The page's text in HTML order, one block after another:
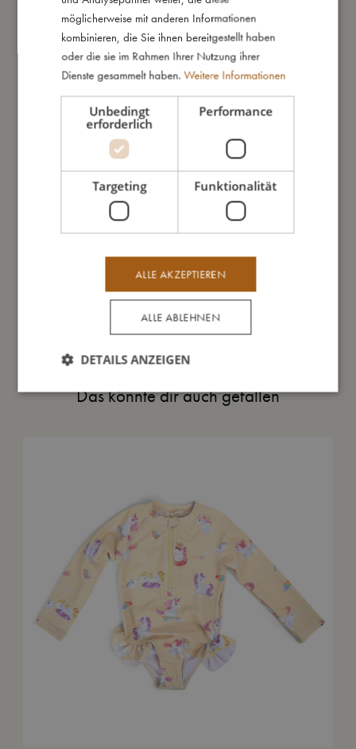
- Hergestellt aus 100% Bio-Baumwolle.
- GOTS organic zertifiziert von CERES-0300.
- Kissenbezug: 40 x 45 cm
- Bettbezug: 70 x 100 cm
So groß bin ich
Daraus bin ich gemacht
So kannst Du mich pflegen
Das könnte dir auch gefallen
möglicherweise mit anderen Informationen
kombinieren, die Sie ihnen bereitgestellt haben
oder die sie im Rahmen Ihrer Nutzung ihrer
Dienste gesammelt haben. Weitere Informationen
Unbedingt
erforderlich
Performance
Targeting Funktionalität
ALLE AKZEPTIEREN
ALLE ABLEHNEN
DETAILS ANZEIGEN